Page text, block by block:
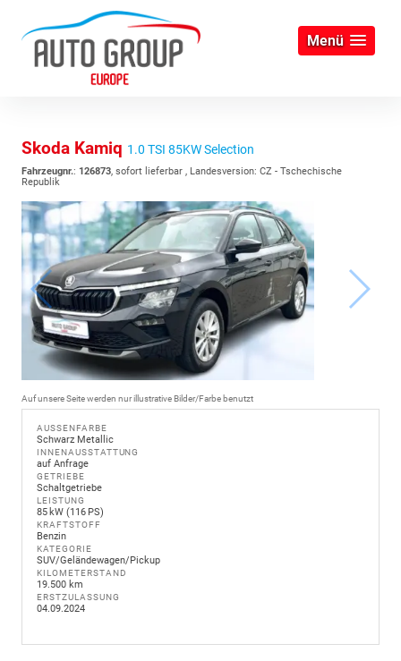
Menü
Skoda Kamiq 1.0 TSI 85KW Selection
Fahrzeugnr.: 126873, sofort lieferbar , Landesversion: CZ - Tschechische
Republik
Auf unsere Seite werden nur illustrative Bilder/Farbe benutzt
AUSSENFARBE
Schwarz Metallic
INNENAUSSTATTUNG
auf Anfrage
GETRIEBE
Schaltgetriebe
LEISTUNG
85 kW (116 PS)
KRAFTSTOFF
Benzin
KATEGORIE
SUV/Geländewagen/Pickup
KILOMETERSTAND
19.500 km
ERSTZULASSUNG
04.09.2024